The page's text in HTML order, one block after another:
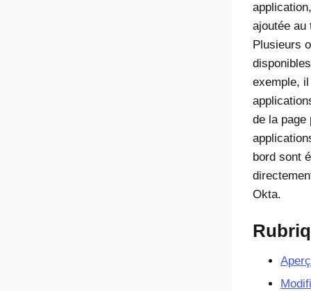
ajoutée au
Plusieurs
exemple,
de la page
bord sont
Okta.